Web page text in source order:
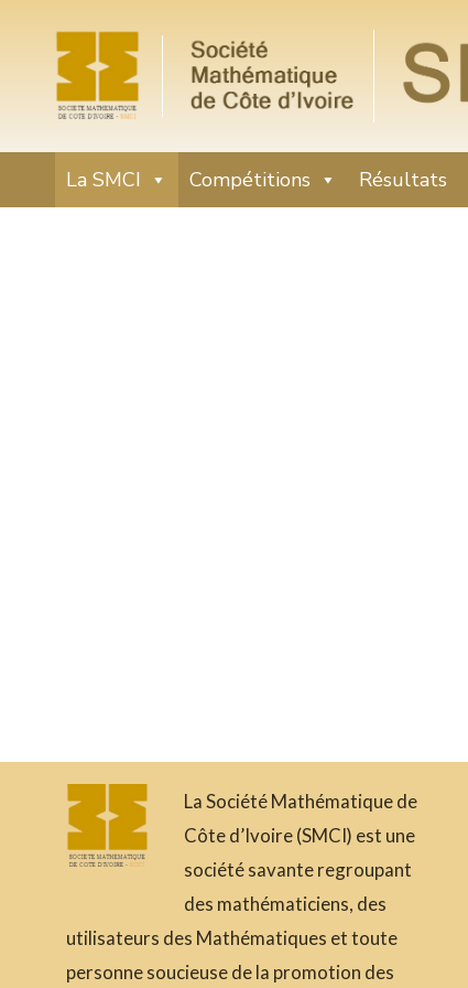
La SMCI Compétitions Résultats
La Société Mathématique de
Côte d’Ivoire (SMCI) est une
société savante regroupant
des mathématiciens, des
utilisateurs des Mathématiques et toute
personne soucieuse de la promotion des